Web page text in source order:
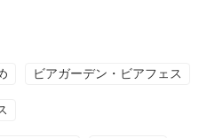
ビアガーデン・ビアフェス